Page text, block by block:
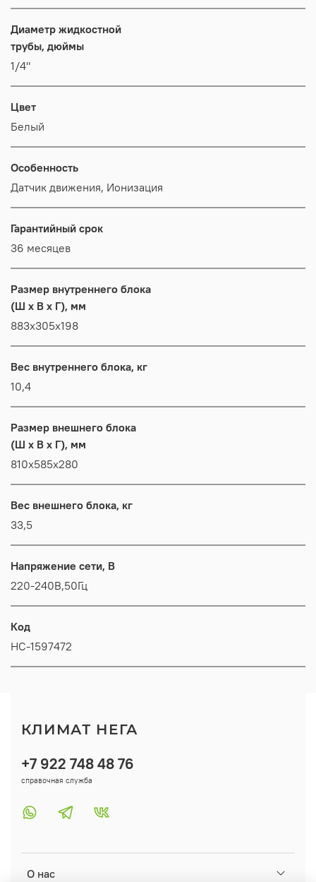
Диаметр жидкостной
трубы, дюймы
1/4"
Цвет
Белый
Особенность
Датчик движения, Ионизация
Гарантийный срок
36 месяцев
Размер внутреннего блока
(Ш x В x Г), мм
883x305x198
Вес внутреннего блока, кг
10,4
Размер внешнего блока
(Ш x В x Г), мм
810x585x280
Вес внешнего блока, кг
33,5
Напряжение сети, В
220-240В,50Гц
Код
НС-1597472
О нас
+7 922 748 48 76
справочная служба
КЛИМАТ НЕГА